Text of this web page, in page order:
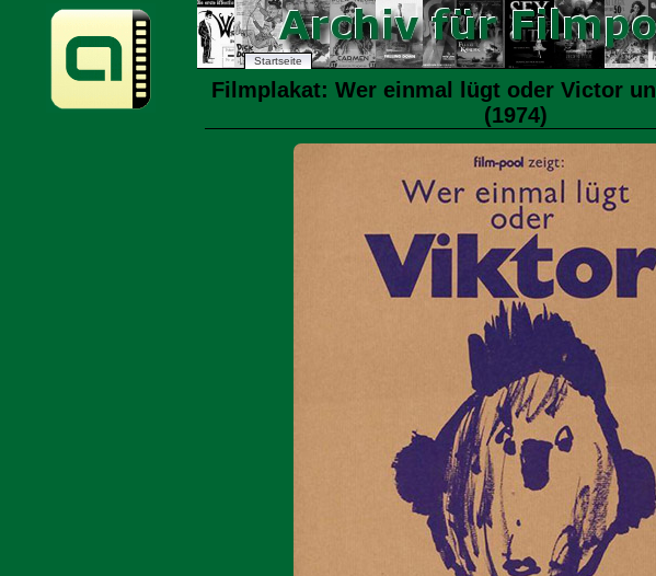
Startseite
Filmplakat: Wer einmal lügt oder Victor
(1974)